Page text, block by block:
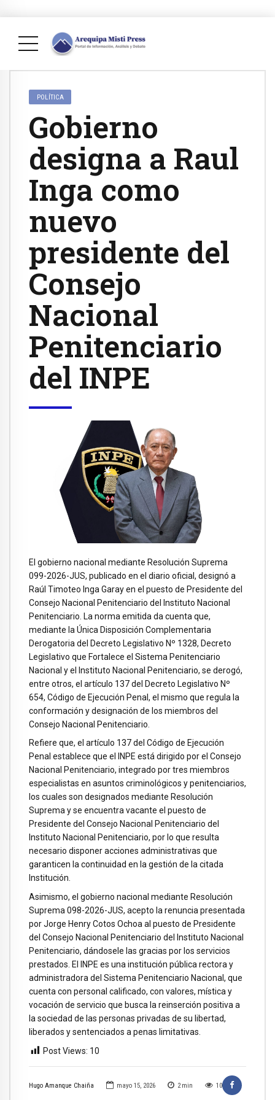
Hugo Amanque Chaiña mayo 15, 2026 2 min 10
POLÍTICA
Gobierno
designa a Raul
Inga como
nuevo
presidente del
Consejo
Nacional
Penitenciario
del INPE
El gobierno nacional mediante Resolución Suprema
099-2026-JUS, publicado en el diario oficial, designó a
Raúl Timoteo Inga Garay en el puesto de Presidente del
Consejo Nacional Penitenciario del Instituto Nacional
Penitenciario. La norma emitida da cuenta que,
mediante la Única Disposición Complementaria
Derogatoria del Decreto Legislativo Nº 1328, Decreto
Legislativo que Fortalece el Sistema Penitenciario
Nacional y el Instituto Nacional Penitenciario, se derogó,
entre otros, el artículo 137 del Decreto Legislativo Nº
654, Código de Ejecución Penal, el mismo que regula la
conformación y designación de los miembros del
Consejo Nacional Penitenciario.
Refiere que, el artículo 137 del Código de Ejecución
Penal establece que el INPE está dirigido por el Consejo
Nacional Penitenciario, integrado por tres miembros
especialistas en asuntos criminológicos y penitenciarios,
los cuales son designados mediante Resolución
Suprema y se encuentra vacante el puesto de
Presidente del Consejo Nacional Penitenciario del
Instituto Nacional Penitenciario, por lo que resulta
necesario disponer acciones administrativas que
garanticen la continuidad en la gestión de la citada
Institución.
Asimismo, el gobierno nacional mediante Resolución
Suprema 098-2026-JUS, acepto la renuncia presentada
por Jorge Henry Cotos Ochoa al puesto de Presidente
del Consejo Nacional Penitenciario del Instituto Nacional
Penitenciario, dándosele las gracias por los servicios
prestados. El INPE es una institución pública rectora y
administradora del Sistema Penitenciario Nacional, que
cuenta con personal calificado, con valores, mística y
vocación de servicio que busca la reinserción positiva a
la sociedad de las personas privadas de su libertad,
liberados y sentenciados a penas limitativas.
Post Views: 10